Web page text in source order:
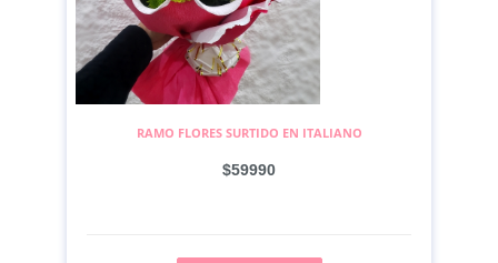
RAMO FLORES SURTIDO EN ITALIANO
$59990